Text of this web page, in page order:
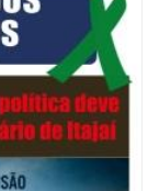
de Navegantes